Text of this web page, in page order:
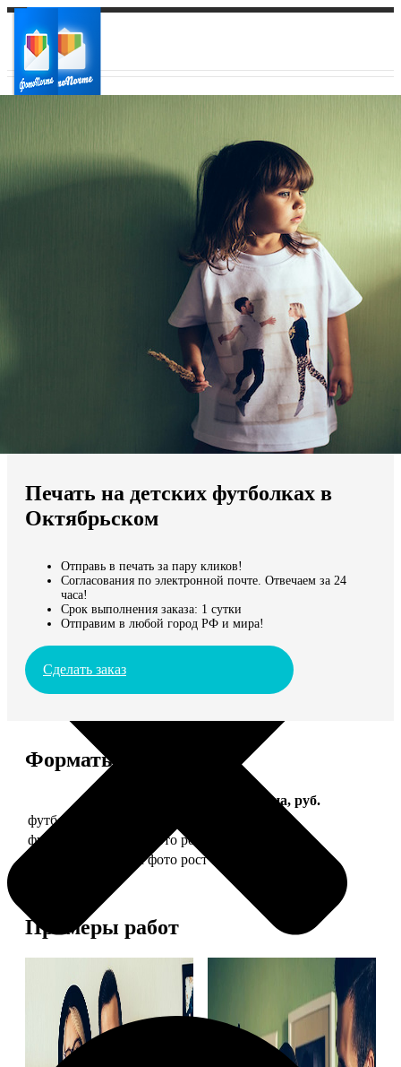
Ваш город:
Мы доставляем по всему миру
Продолжить без города
Печать на детских футболках в
Октябрьском
Отправь в печать за пару кликов!
Согласования по электронной почте. Отвечаем за 24
часа!
Срок выполнения заказа: 1 сутки
Отправим в любой город РФ и мира!
Сделать заказ
Форматы и цены
Цена, руб.
футболка детская с фото рост 118 см
футболка детская с фото рост 128 см
футболка детская с фото рост 134 см
Примеры работ